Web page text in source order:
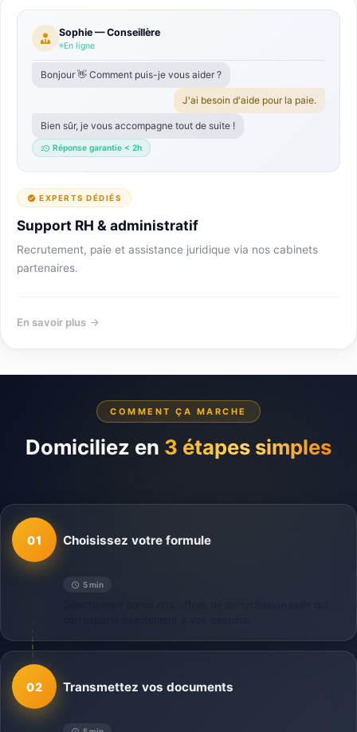
Sophie — Conseillère
En ligne
Bonjour 👋 Comment puis-je vous aider ?
J'ai besoin d'aide pour la paie.
Bien sûr, je vous accompagne tout de suite !
Réponse garantie < 2h
EXPERTS DÉDIÉS
Support RH & administratif
Recrutement, paie et assistance juridique via nos cabinets
partenaires.
En savoir plus
COMMENT ÇA MARCHE
Domiciliez en 3 étapes simples
01
5 min
Choisissez votre formule
02 Transmettez vos documents